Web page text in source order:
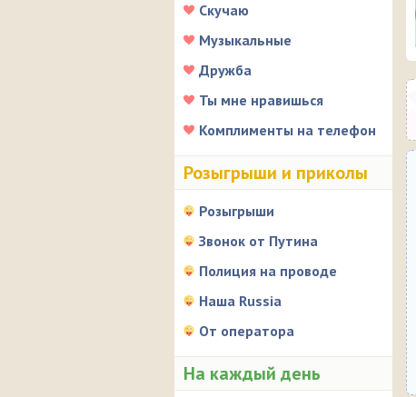
Скучаю
Музыкальные
Дружба
Ты мне нравишься
Комплименты на телефон
Розыгрыши и приколы
Розыгрыши
Звонок от Путина
Полиция на проводе
Наша Russia
От оператора
На каждый день